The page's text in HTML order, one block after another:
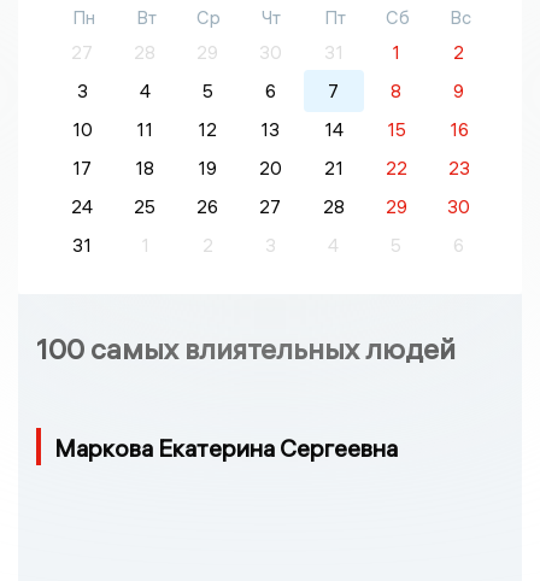
Пн Вт Ср Чт Пт Сб
Вс
27
28 29 30 31 1
2
3
4 5 6 7 8
9
10
11 12 13 14 15
16
17
18 19 20 21 22
23
24
25 26 27 28 29
30
31
1 2 3 4 5 6
100 самых влиятельных людей
Маркова Екатерина Сергеевна